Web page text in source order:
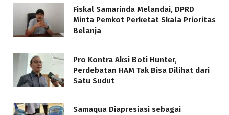
Fiskal Samarinda Melandai, DPRD
Minta Pemkot Perketat Skala Prioritas
Belanja
Pro Kontra Aksi Boti Hunter,
Perdebatan HAM Tak Bisa Dilihat dari
Satu Sudut
Samaqua Diapresiasi sebagai